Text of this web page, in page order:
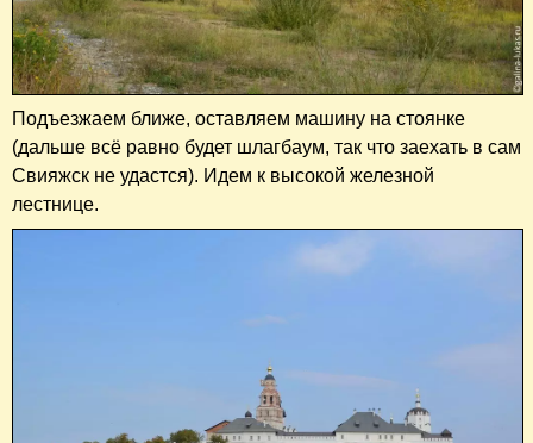
Подъезжаем ближе, оставляем машину на стоянке
(дальше всё равно будет шлагбаум, так что заехать в сам
Свияжск не удастся). Идем к высокой железной
лестнице.